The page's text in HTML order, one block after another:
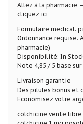
Allez à la pharmacie
cliquez ici
Formulaire medical:
Ordonnance requise:
pharmacie)
Disponibilité: In
Note 4,85 / 5 base
Livraison garantie
Des pilules bonus et
Economisez votre
colchicine vente libre